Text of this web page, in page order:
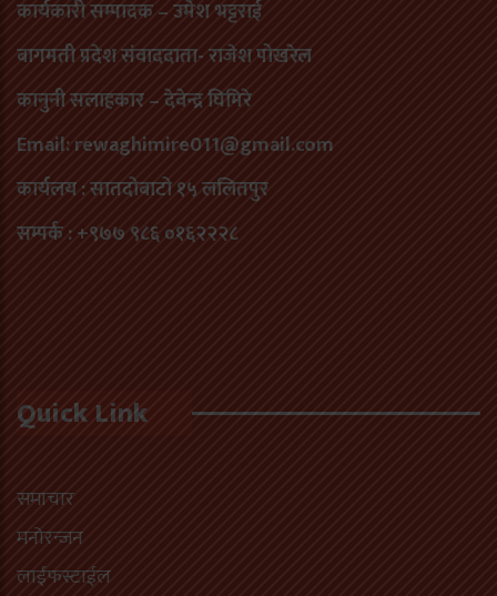
कार्यकारी सम्पादक – उमेश भट्टराई
बागमती प्रदेश संवाददाता- राजेश पोखरेल
कानुनी सलाहकार – देवेन्द्र घिमिरे
Email: rewaghimire011@gmail.com
कार्यलय : सातदोबाटो १५ ललितपुर
सम्पर्क : +९७७ ९८६ ०१६२२२८
Quick Link
समाचार
मनोरन्जन
लाईफस्टाईल